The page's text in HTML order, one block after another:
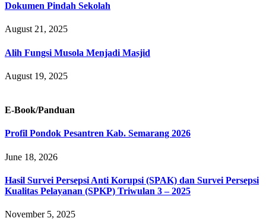
Dokumen Pindah Sekolah
August 21, 2025
Alih Fungsi Musola Menjadi Masjid
August 19, 2025
E-Book/Panduan
Profil Pondok Pesantren Kab. Semarang 2026
June 18, 2026
Hasil Survei Persepsi Anti Korupsi (SPAK) dan Survei Persepsi
Kualitas Pelayanan (SPKP) Triwulan 3 – 2025
November 5, 2025